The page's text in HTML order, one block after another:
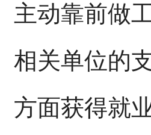
主动靠前做
相关单位的
方面获得就